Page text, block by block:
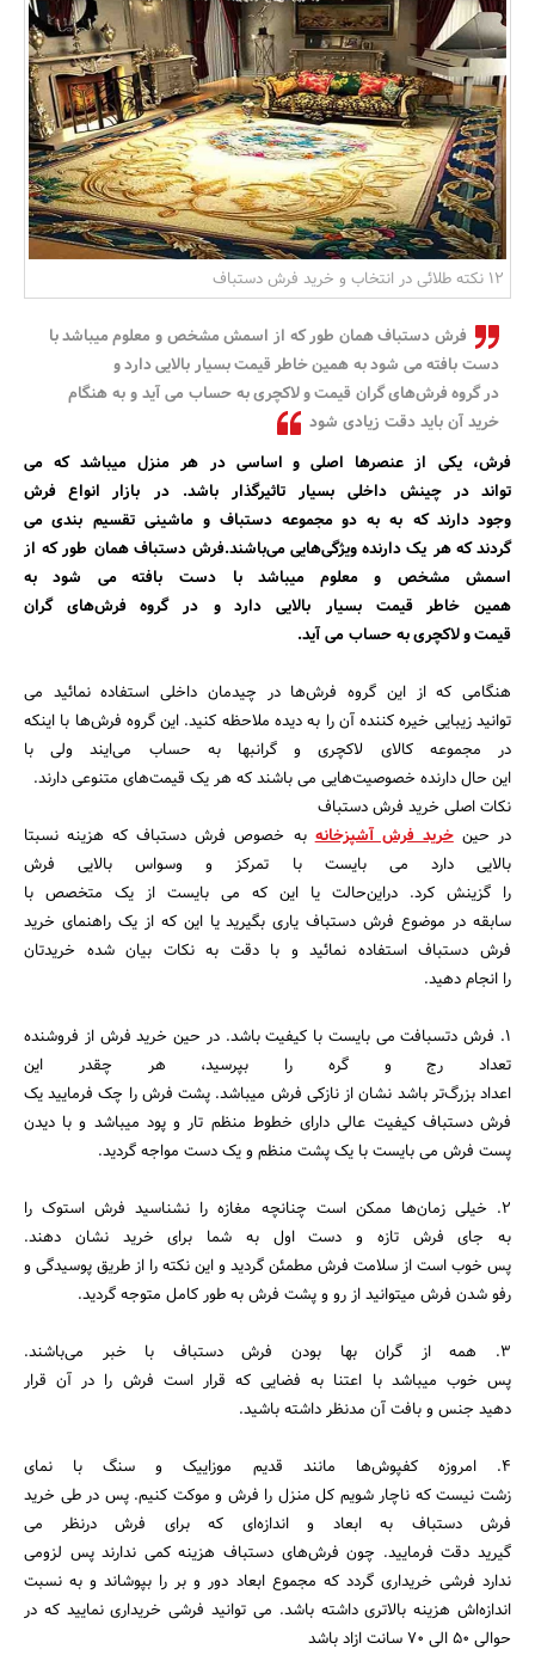
بانک، بیمه و سرمایه
مسکن و ساختمان
جستجو
12 نکته طلائی در انتخاب و خرید فرش دستباف
فرش دستباف همان طور که از اسمش مشخص و معلوم میباشد با
دست بافته می شود به همین خاطر قیمت بسیار بالایی دارد و
در گروه فرش‌های گران قیمت و لاکچری به حساب می آید و به هنگام
خرید آن باید دقت زیادی شود
فرش، یکی از عنصرها اصلی و اساسی در هر منزل میباشد که می
تواند در چینش داخلی بسیار تاثیرگذار باشد. در بازار انواع فرش
وجود دارند که به به دو مجموعه دستباف و ماشینی تقسیم بندی می
گردند که هر یک دارنده ویژگی‌هایی می‌باشند.فرش دستباف همان طور که از
اسمش مشخص و معلوم میباشد با دست بافته می شود به
همین خاطر قیمت بسیار بالایی دارد و در گروه فرش‌های گران
قیمت و لاکچری به حساب می آید.
هنگامی که از این گروه فرش‌ها در چیدمان داخلی استفاده نمائید می
توانید زیبایی خیره کننده آن را به دیده ملاحظه کنید. این گروه فرش‌ها با اینکه
در مجموعه کالای لاکچری و گرانبها به حساب می‌ایند ولی با
این حال دارنده خصوصیت‌هایی می باشند که هر یک قیمت‌های متنوعی دارند.
نکات اصلی خرید فرش دستباف
در حینخرید فرش آشپزخانهبه خصوص فرش دستباف که هزینه نسبتا
بالایی دارد می بایست با تمرکز و وسواس بالایی فرش
را گزینش کرد. در‌این‌حالت‌ یا این که می بایست از یک متخصص با
سابقه در موضوع فرش دستباف یاری بگیرید یا این که از یک راهنمای خرید
فرش دستباف استفاده نمائید و با دقت به نکات بیان شده خریدتان
را انجام دهید.
1. فرش دتسبافت می بایست با کیفیت باشد. در حین خرید فرش از فروشنده
تعداد رج و گره را بپرسید، هر چقدر این
اعداد بزرگ‌تر باشد نشان از نازکی فرش میباشد. پشت فرش را چک فرمایید یک
فرش دستباف کیفیت عالی دارای خطوط منظم تار و پود میباشد و با دیدن
پست فرش می بایست با یک پشت منظم و یک دست مواجه گردید.
2. خیلی زمان‌ها ممکن است چنانچه مغازه را نشناسید فرش استوک را
به جای فرش تازه و دست اول به شما برای خرید نشان دهند.
پس خوب است از سلامت فرش مطمئن گردید و این نکته را از طریق پوسیدگی و
رفو شدن فرش میتوانید از رو و پشت فرش به طور کامل متوجه گردید.
3. همه از گران بها بودن فرش دستباف با خبر می‌باشند.
پس خوب میباشد با اعتنا به فضایی که قرار است فرش را در آن قرار
دهید جنس و بافت آن مدنظر داشته باشید.
4. امروزه کفپوش‌ها مانند قدیم موزاییک و سنگ با نمای
زشت نیست که ناچار شویم کل منزل را فرش و موکت کنیم. پس در طی خرید
فرش دستباف به ابعاد و اندازه‌ای که برای فرش درنظر می
گیرید دقت فرمایید. چون فرش‌های دستباف هزینه کمی ندارند پس لزومی
ندارد فرشی خریداری گردد که مجموع ابعاد دور و بر را بپوشاند و به نسبت
اندازه‌اش هزینه بالاتری داشته باشد. می توانید فرشی خریداری نمایید که در
حوالی 50 الی 70 سانت ازاد باشد